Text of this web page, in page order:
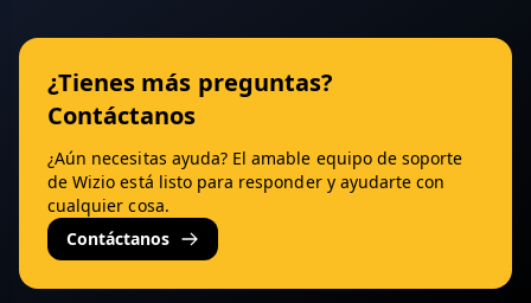
¿Tienes más preguntas?
Contáctanos
¿Aún necesitas ayuda? El amable equipo de soporte
de Wizio está listo para responder y ayudarte con
cualquier cosa.
Contáctanos